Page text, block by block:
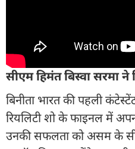
सीएम हिमंत बिस्वा सरमा ने
बिनीता भारत की पहली
रियलिटी शो के फाइनल में
उनकी सफलता को असम के